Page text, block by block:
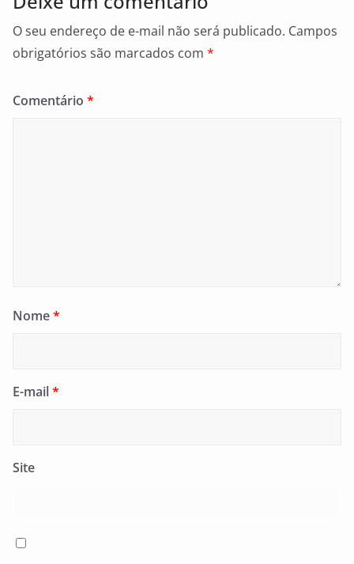
O seu endereço de e-mail não será publicado. Campos
obrigatórios são marcados com *
Comentário *
Nome*
E-mail*
Site